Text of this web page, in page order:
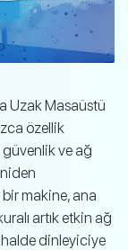
Uzak Masaüstü
özellik
güvenlik ve ağ
makine, ana
artık etkin ağ
halde dinleyiciye